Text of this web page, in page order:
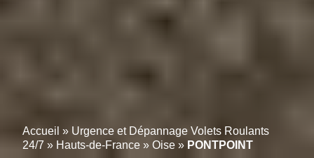
Accueil » Urgence et Dépannage Volets Roulants
24/7 » Hauts-de-France » Oise » PONTPOINT